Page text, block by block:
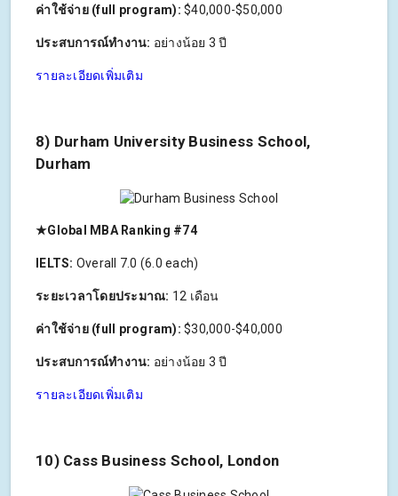
ค่าใช้จ่าย (full program): $40,000-$50,000
ประสบการณ์ทำงาน: อย่างน้อย 3 ปี
รายละเอียดเพิ่มเติม
8) Durham University Business School,
Durham
★Global MBA Ranking #74
IELTS: Overall 7.0 (6.0 each)
ระยะเวลาโดยประมาณ: 12 เดือน
ค่าใช้จ่าย (full program): $30,000-$40,000
ประสบการณ์ทำงาน: อย่างน้อย 3 ปี
รายละเอียดเพิ่มเติม
10) Cass Business School, London